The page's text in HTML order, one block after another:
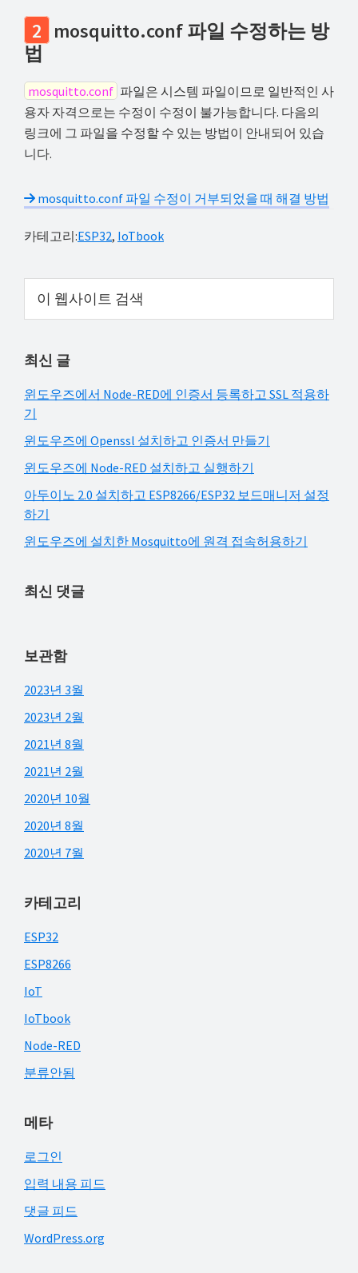
2 mosquitto.conf 파일 수정하는 방
법
mosquitto.conf 파일은 시스템 파일이므로 일반적인 사
용자 자격으로는 수정이 수정이 불가능합니다. 다음의
링크에 그 파일을 수정할 수 있는 방법이 안내되어 있습
니다.
mosquitto.conf 파일 수정이 거부되었을 때 해결 방법
카테고리:ESP32, IoTbook
Primary
Sidebar
트
색
최신 글
윈도우즈에서 Node-RED에 인증서 등록하고 SSL 적용하
기
윈도우즈에 Openssl 설치하고 인증서 만들기
윈도우즈에 Node-RED 설치하고 실행하기
아두이노 2.0 설치하고 ESP8266/ESP32 보드매니저 설정
하기
윈도우즈에 설치한 Mosquitto에 원격 접속허용하기
최신 댓글
보관함
2023년 3월
2023년 2월
2021년 8월
2021년 2월
2020년 10월
2020년 8월
2020년 7월
카테고리
ESP32
ESP8266
IoT
IoTbook
Node-RED
분류안됨
메타
로그인
입력 내용 피드
댓글 피드
WordPress.org